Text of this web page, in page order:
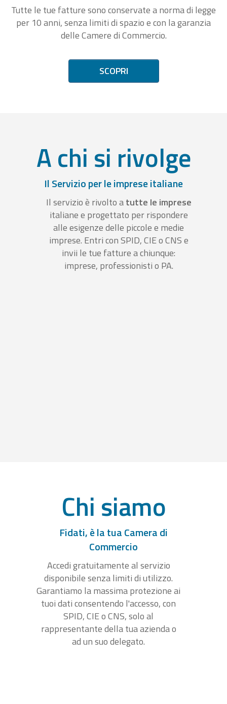
Tutte le tue fatture sono conservate a norma di legge
per 10 anni, senza limiti di spazio e con la garanzia
delle Camere di Commercio.
SCOPRI
A chi si rivolge
Il Servizio per le imprese italiane
Il servizio è rivolto atutte le imprese
italiane e progettato per rispondere
alle esigenze delle piccole e medie
imprese. Entri con SPID, CIE o CNS e
invii le tue fatture a chiunque:
imprese, professionisti o PA.
Chi siamo
Fidati, è la tua Camera di
Commercio
Accedi gratuitamente al servizio
disponibile senza limiti di utilizzo.
Garantiamo la massima protezione ai
tuoi dati consentendo l'accesso, con
SPID, CIE o CNS, solo al
rappresentante della tua azienda o
ad un suo delegato.